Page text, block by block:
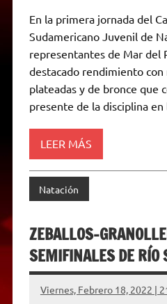
a
t
s
p
p
e
g
a
m
t
t
r
e
b
o
k
s
e
n
g
e
p
y
L
n
k
a
i
l
i
n
t
F
r
i
n
d
l
En la primera jornada del
Sudamericano Juvenil de
representantes de Mar del
destacado rendimiento con
plateadas y de bronce que
presente de la disciplina en
LEER MÁS
Natación
ZEBALLOS-
SEMIFINALES DE RÍO
Viernes, Febrero 18, 2022 |